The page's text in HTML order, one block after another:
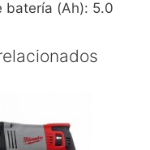
batería (Ah): 5.0